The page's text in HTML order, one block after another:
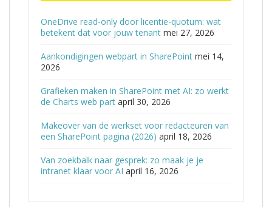
OneDrive read-only door licentie-quotum: wat
betekent dat voor jouw tenant mei 27, 2026
Aankondigingen webpart in SharePoint mei 14,
2026
Grafieken maken in SharePoint met AI: zo werkt
de Charts web part april 30, 2026
Makeover van de werkset voor redacteuren van
een SharePoint pagina (2026) april 18, 2026
Van zoekbalk naar gesprek: zo maak je je
intranet klaar voor AI april 16, 2026